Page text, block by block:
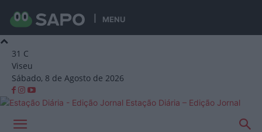
MENU
31 C
Viseu
Sábado, 8 de Agosto de 2026
Estação Diária – Edição Jornal